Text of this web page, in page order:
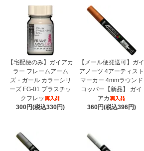
【宅配便のみ】ガイアカ
ラー フレームアーム
ズ・ガール カラーシリ
ーズ FG-01 プラスチッ
クフレッ
300円(税込330円)
【メール便発送可】ガイ
アノーツ 4アーティスト
マーカー 4mmラウンド
コッパー【新品】 ガイ
アカ
360円(税込396円)